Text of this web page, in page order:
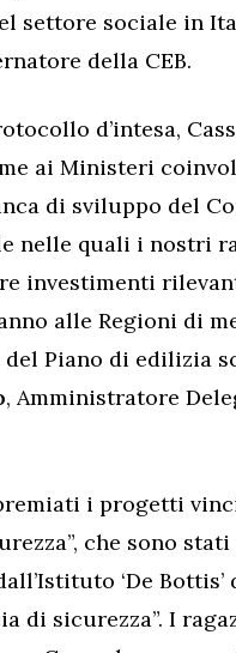
settore sociale in
della CEB.
d’intesa,
ai Ministeri
di sviluppo del
nelle quali i nostri
investimenti
alle Regioni di
Piano di edilizia
, Amministratore
i progetti
che sono
‘De Bottis’
di sicurezza”. I